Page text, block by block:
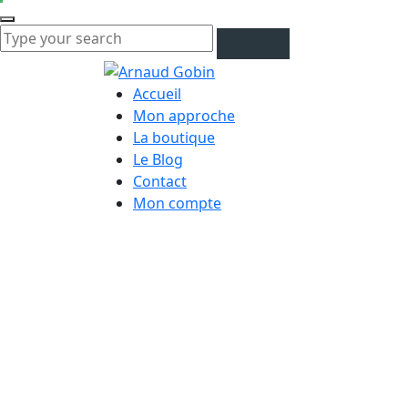
Accueil
Mon approche
La boutique
Le Blog
Contact
Mon compte